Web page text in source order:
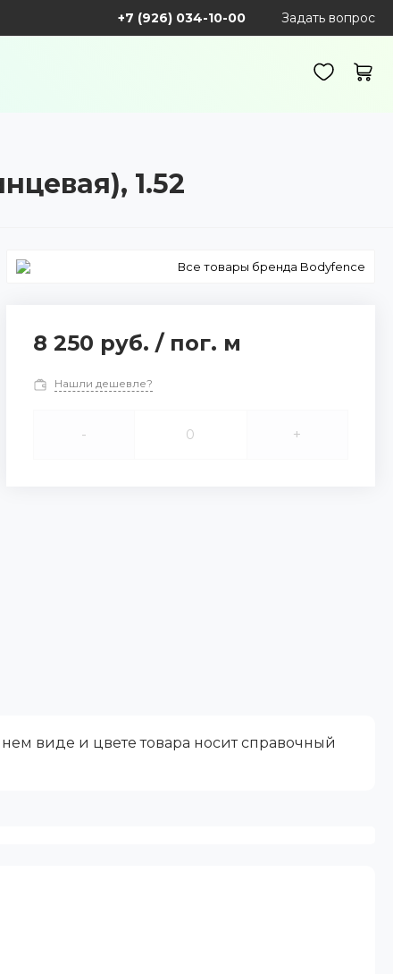
+7 (926) 034-10-00 Задать вопрос
1.52
Все товары бренда Bodyfence
8 250 руб. / пог. м
Нашли дешевле?
- +
виде и цвете товара носит справочный